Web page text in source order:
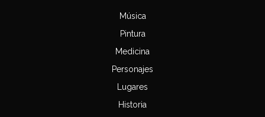
Música
Pintura
Medicina
Personajes
Lugares
Historia